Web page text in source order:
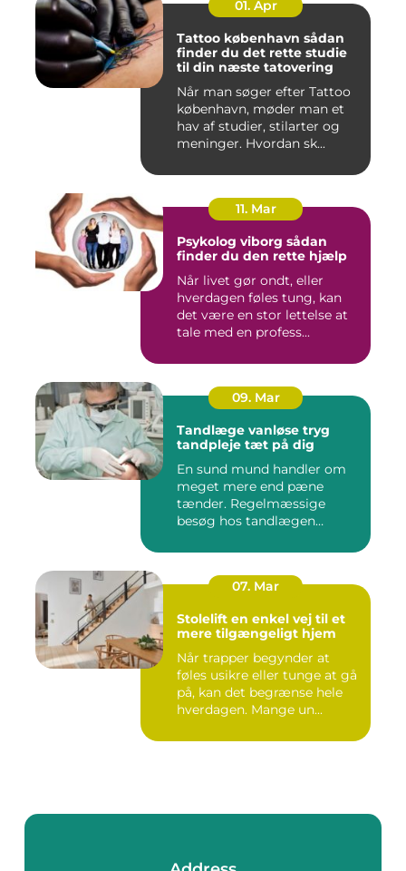
01. Apr
Tattoo københavn sådan
finder du det rette studie
til din næste tatovering
Når man søger efter Tattoo
københavn, møder man et
hav af studier, stilarter og
meninger. Hvordan sk...
11. Mar
Psykolog viborg sådan
finder du den rette hjælp
Når livet gør ondt, eller
hverdagen føles tung, kan
det være en stor lettelse at
tale med en profess...
09. Mar
Tandlæge vanløse tryg
tandpleje tæt på dig
En sund mund handler om
meget mere end pæne
tænder. Regelmæssige
besøg hos tandlægen
07. Mar
Stolelift en enkel vej til et
mere tilgængeligt hjem
Når trapper begynder at
føles usikre eller tunge at gå
på, kan det begrænse hele
hverdagen. Mange un...